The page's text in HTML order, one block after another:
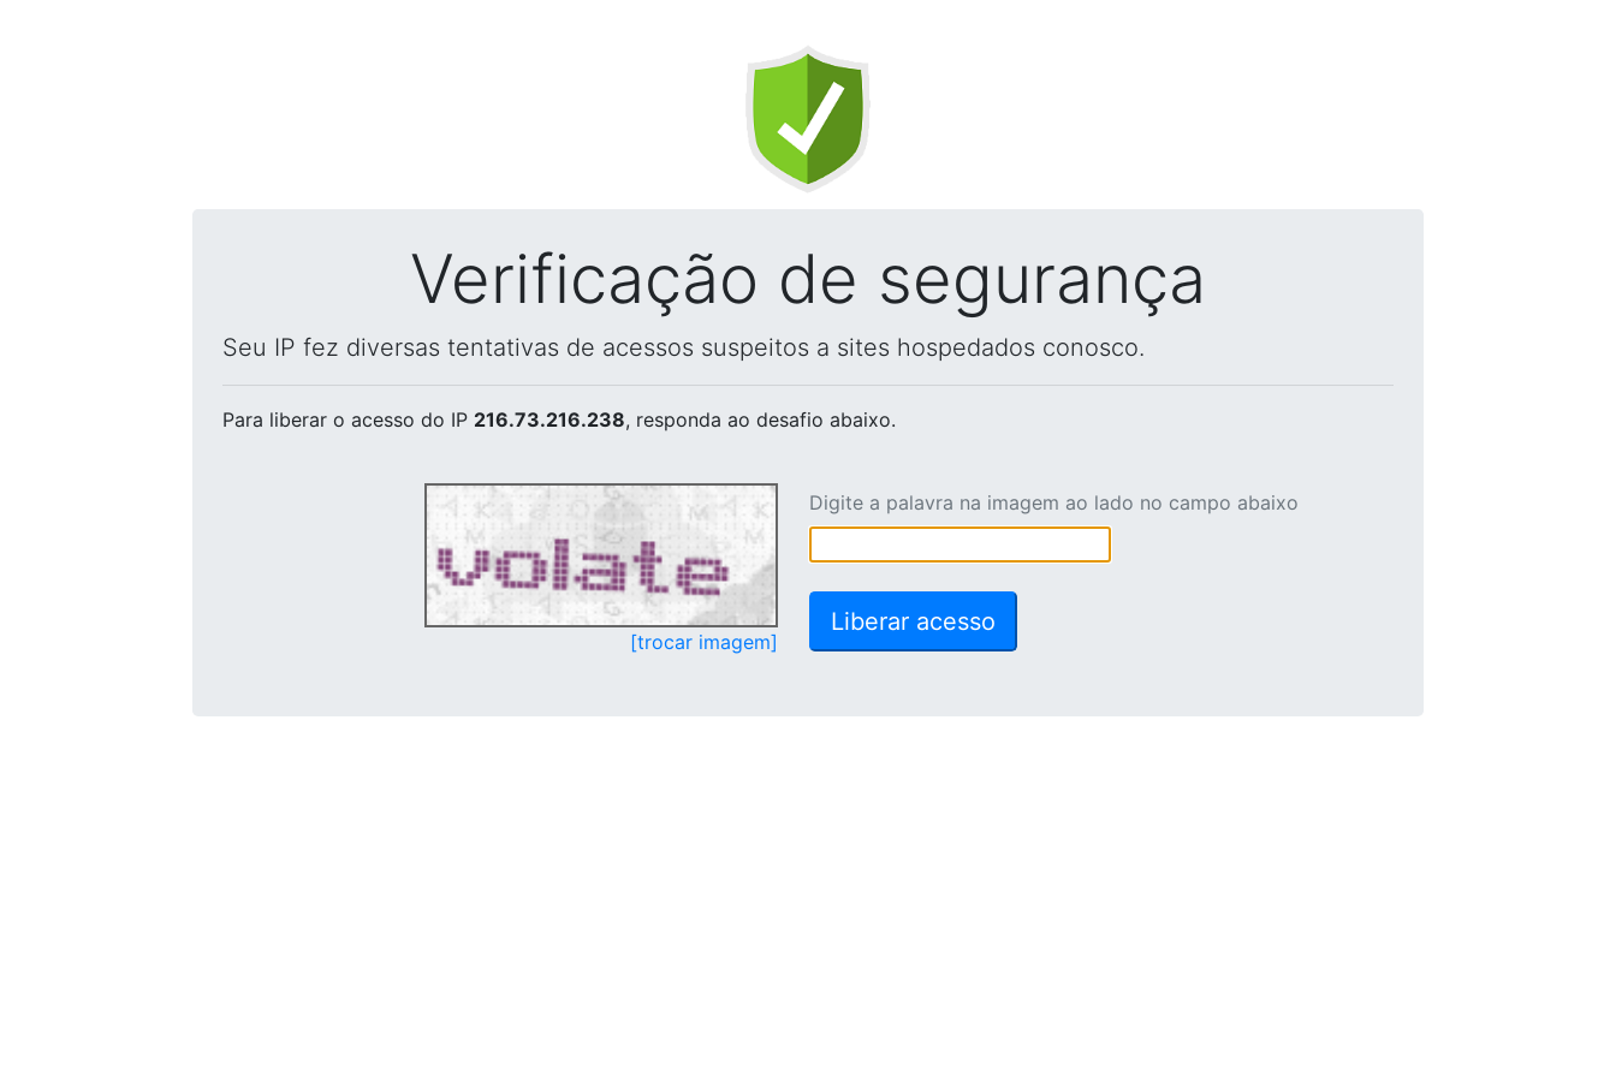
Verificação de segurança
Seu IP fez diversas tentativas de acessos suspeitos a sites hospedados conosco.
Para liberar o acesso do IP 216.73.216.238, responda ao desafio abaixo.
[trocar imagem]
Digite a palavra na imagem ao lado no campo abaixo